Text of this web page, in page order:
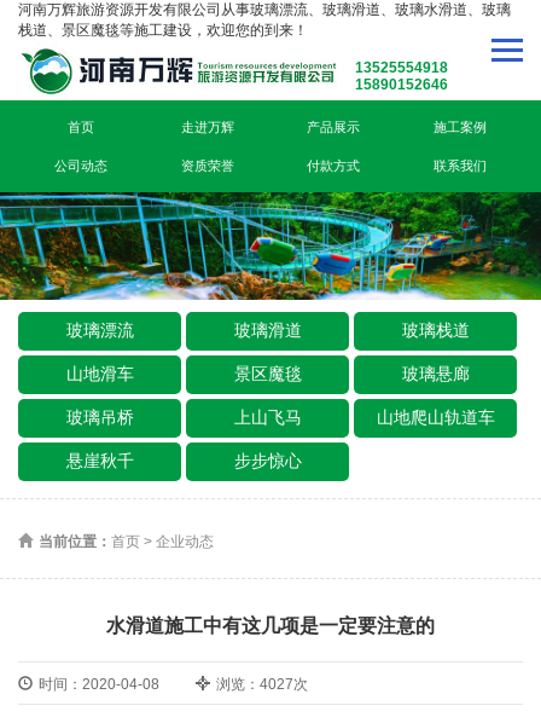
河南万辉旅游资源开发有限公司从事玻璃漂流、玻璃滑道、玻璃水滑道、玻璃
栈道、景区魔毯等施工建设，欢迎您的到来！
13525554918
15890152646
首页 走进万辉 产品展示 施工案例
公司动态 资质荣誉 付款方式 联系我们
玻璃漂流 玻璃滑道 玻璃栈道
山地滑车 景区魔毯 玻璃悬廊
玻璃吊桥 上山飞马 山地爬山轨道车
悬崖秋千 步步惊心
当前位置： 首页 > 企业动态
水滑道施工中有这几项是一定要注意的
时间：2020-04-08 浏览：4027次